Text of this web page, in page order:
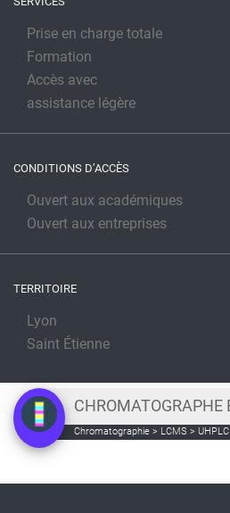
Prise en charge totale
Formation
Accès avec
assistance légère
CONDITIONS D’ACCÈS
Ouvert aux académiques
Ouvert aux entreprises
TERRITOIRE
Lyon
Saint Étienne
Chromatographie > LCMS > UHPLC